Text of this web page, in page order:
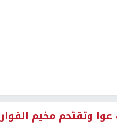
وتقتحم مخيم الفوار